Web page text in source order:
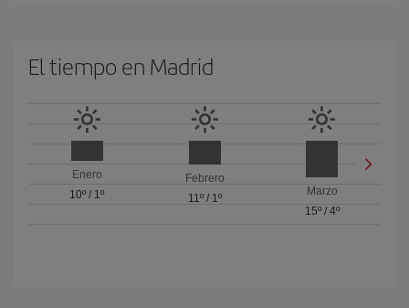
El tiempo en Madrid
Enero
10º / 1º
Febrero
11º/ 1º
Marzo
15º/ 4º